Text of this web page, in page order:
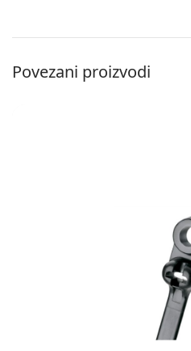
Povezani proizvodi